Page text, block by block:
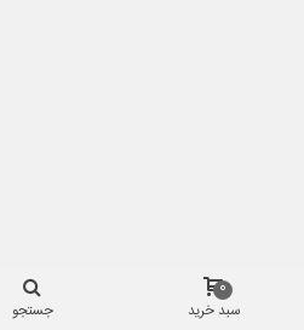
سبد خرید
0
جستجو